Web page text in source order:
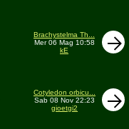
Brachystelma Th...
Mer 06 Mag 10:58
kE
Cotyledon orbicu...
Sab 08 Nov 22:23
gioetgi2